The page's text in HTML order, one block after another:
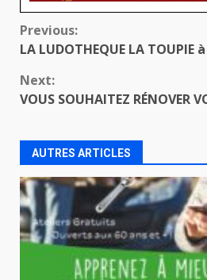
Continue
Previous:
LA LUDOTHEQUE LA TOUPIE
Next:
VOUS SOUHAITEZ RÉNOVER
AUTRES ARTICLES